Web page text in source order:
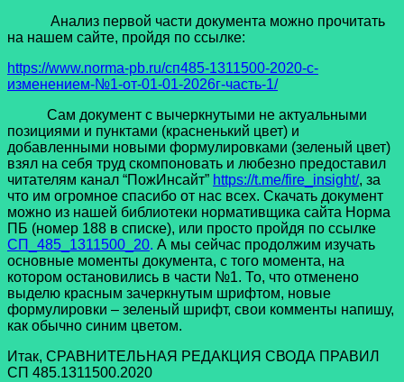
Анализ первой части документа можно прочитать
на нашем сайте, пройдя по ссылке:
https://www.norma-pb.ru/сп485-1311500-2020-с-
изменением-№1-от-01-01-2026г-часть-1/
Сам документ с вычеркнутыми не актуальными
позициями и пунктами (красненький цвет) и
добавленными новыми формулировками (зеленый цвет)
взял на себя труд скомпоновать и любезно предоставил
читателям канал “ПожИнсайт” https://t.me/fire_insight/, за
что им огромное спасибо от нас всех. Скачать документ
можно из нашей библиотеки нормативщика сайта Норма
ПБ (номер 188 в списке), или просто пройдя по ссылке
СП_485_1311500_20. А мы сейчас продолжим изучать
основные моменты документа, с того момента, на
котором остановились в части №1. То, что отменено
выделю красным зачеркнутым шрифтом, новые
формулировки – зеленый шрифт, свои комменты напишу,
как обычно синим цветом.
Итак, СРАВНИТЕЛЬНАЯ РЕДАКЦИЯ СВОДА ПРАВИЛ
СП 485.1311500.2020